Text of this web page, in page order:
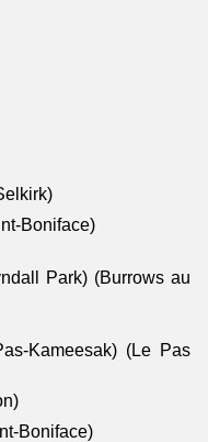
Boniface)
Park) (Burrows au
Kameesak) (Le Pas
Boniface)